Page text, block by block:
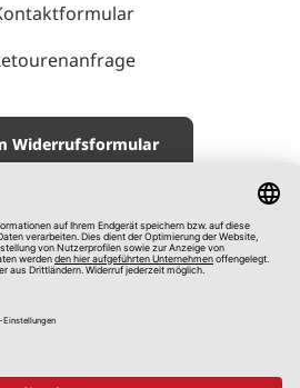
Widerrufsformular
Impressum
AGB
Datenschutz